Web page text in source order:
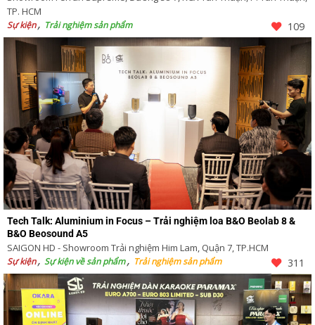
TP. HCM
Sự kiện Trải nghiệm sản phẩm 109
Tech Talk: Aluminium in Focus – Trải nghiệm loa B&O Beolab 8 &
B&O Beosound A5
SAIGON HD - Showroom Trải nghiệm Him Lam, Quận 7, TP.HCM
Sự kiện Sự kiện về sản phẩm Trải nghiệm sản phẩm 311